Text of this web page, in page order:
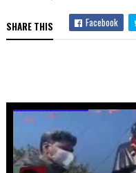
SHARE THIS Facebook